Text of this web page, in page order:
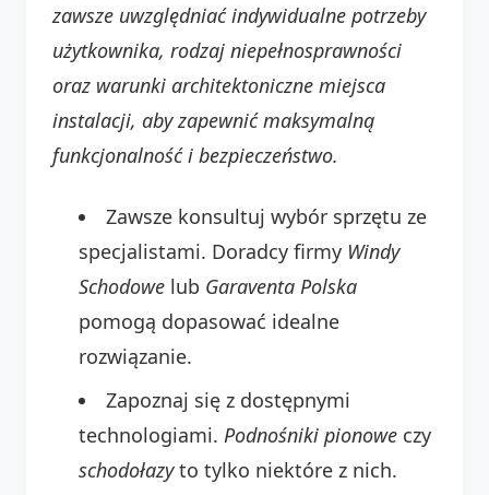
zawsze uwzględniać indywidualne potrzeby
użytkownika, rodzaj niepełnosprawności
oraz warunki architektoniczne miejsca
instalacji, aby zapewnić maksymalną
funkcjonalność i bezpieczeństwo.
Zawsze konsultuj wybór sprzętu ze
specjalistami. Doradcy firmy Windy
Schodowe lub Garaventa Polska
pomogą dopasować idealne
rozwiązanie.
Zapoznaj się z dostępnymi
technologiami. Podnośniki pionowe czy
schodołazyto tylko niektóre z nich.